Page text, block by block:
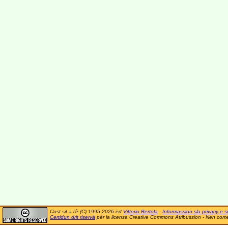
Cost sit a l'è (C) 1995-2026 ëd Vittorio Bertola - Informassion sla privacy e
Certidun drit riservà për la licensa Creative Commons Atribussion - Nen